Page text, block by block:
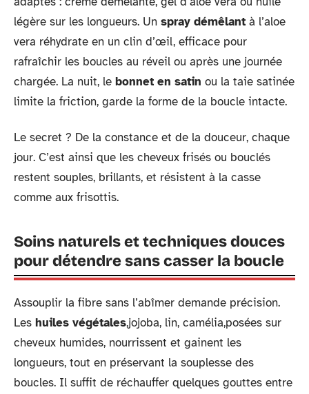
légère sur les longueurs. Un spray démêlant à l’aloe
vera réhydrate en un clin d’œil, efficace pour
rafraîchir les boucles au réveil ou après une journée
chargée. La nuit, le bonnet en satin ou la taie satinée
limite la friction, garde la forme de la boucle intacte.
Le secret ? De la constance et de la douceur, chaque
jour. C’est ainsi que les cheveux frisés ou bouclés
restent souples, brillants, et résistent à la casse
comme aux frisottis.
Soins naturels et techniques douces
pour détendre sans casser la boucle
Assouplir la fibre sans l’abîmer demande précision.
Les huiles végétales,jojoba, lin, camélia,posées sur
cheveux humides, nourrissent et gainent les
longueurs, tout en préservant la souplesse des
boucles. Il suffit de réchauffer quelques gouttes entre